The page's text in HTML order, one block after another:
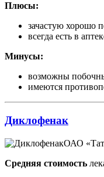
Плюсы:
зачастую хорошо
всегда есть в
Минусы:
возможны
имеются
Диклофенак
ОАО
Средняя стоимость